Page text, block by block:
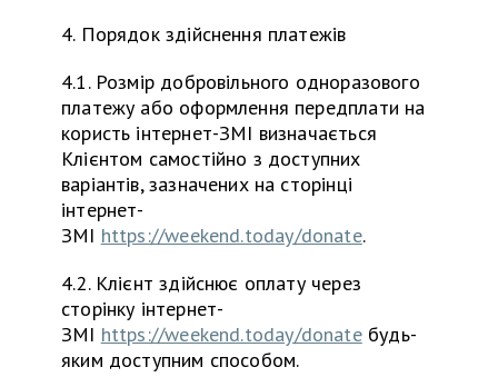
4. Порядок здійснення платежів
4.1. Розмір добровільного одноразового
платежу або оформлення передплати на
користь інтернет-ЗМІ визначається
Клієнтом самостійно з доступних
варіантів, зазначених на сторінці
інтернет-
ЗМІ https://weekend.today/donate.
4.2. Клієнт здійснює оплату через
сторінку інтернет-
ЗМІ https://weekend.today/donateбудь-
яким доступним способом.